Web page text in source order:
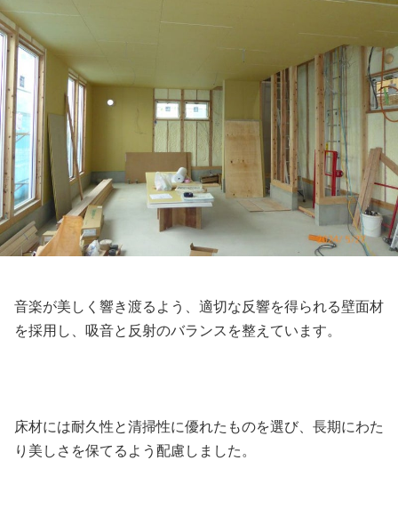
音楽が美しく響き渡るよう、適切な反響を得られる壁面材
を採用し、吸音と反射のバランスを整えています。
床材には耐久性と清掃性に優れたものを選び、長期にわた
り美しさを保てるよう配慮しました。